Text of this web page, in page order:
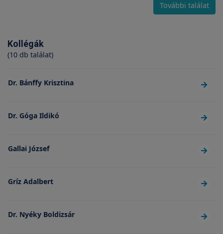
További találat
Kollégák
(10 db találat)
Dr. Bánffy Krisztina
Dr. Góga Ildikó
Gallai József
Gríz Adalbert
Dr. Nyéky Boldizsár